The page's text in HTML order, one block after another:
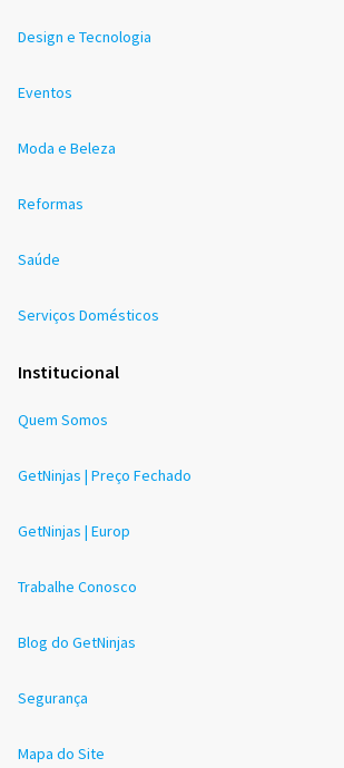
Design e Tecnologia
Eventos
Moda e Beleza
Reformas
Saúde
Serviços Domésticos
Institucional
Quem Somos
GetNinjas | Preço Fechado
GetNinjas | Europ
Trabalhe Conosco
Blog do GetNinjas
Segurança
Mapa do Site